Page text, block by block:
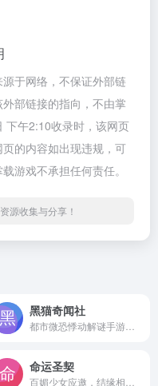
于网络，不保证外部链
部链接的指向，不由掌
下午2:10收录时，该网页
的内容如出现违规，可
游戏不承担任何责任。
源收集与分享！
黑猫奇闻社
命运圣契